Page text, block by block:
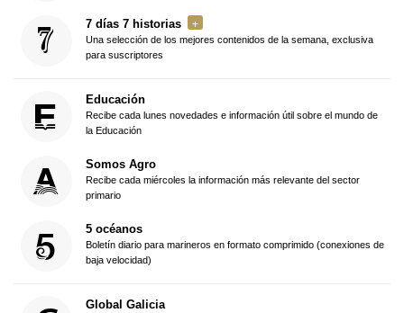
7 días 7 historias
Una selección de los mejores contenidos de la semana, exclusiva
para suscriptores
Educación
Recibe cada lunes novedades e información útil sobre el mundo de
la Educación
Somos Agro
Recibe cada miércoles la información más relevante del sector
primario
5 océanos
Boletín diario para marineros en formato comprimido (conexiones de
baja velocidad)
Global Galicia